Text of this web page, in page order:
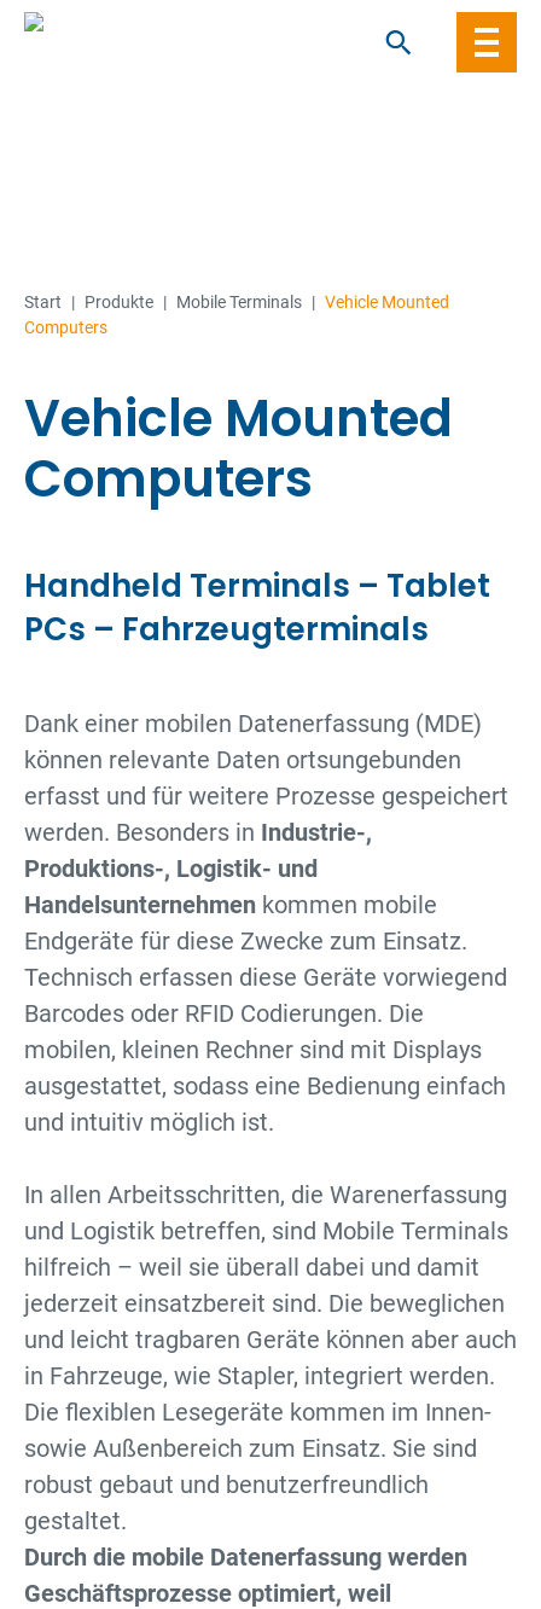
Start | Produkte | Mobile Terminals | Vehicle Mounted
Computers
Vehicle Mounted
Computers
Handheld Terminals – Tablet
PCs – Fahrzeugterminals
Dank einer mobilen Datenerfassung (MDE)
können relevante Daten ortsungebunden
erfasst und für weitere Prozesse gespeichert
werden. Besonders in Industrie-,
Produktions-, Logistik- und
Handelsunternehmen kommen mobile
Endgeräte für diese Zwecke zum Einsatz.
Technisch erfassen diese Geräte vorwiegend
Barcodes oder RFID Codierungen. Die
mobilen, kleinen Rechner sind mit Displays
ausgestattet, sodass eine Bedienung einfach
und intuitiv möglich ist.
In allen Arbeitsschritten, die Warenerfassung
und Logistik betreffen, sind Mobile Terminals
hilfreich – weil sie überall dabei und damit
jederzeit einsatzbereit sind. Die beweglichen
und leicht tragbaren Geräte können aber auch
in Fahrzeuge, wie Stapler, integriert werden.
Die flexiblen Lesegeräte kommen im Innen-
sowie Außenbereich zum Einsatz. Sie sind
robust gebaut und benutzerfreundlich
gestaltet.
Durch die mobile Datenerfassung werden
Geschäftsprozesse optimiert, weil